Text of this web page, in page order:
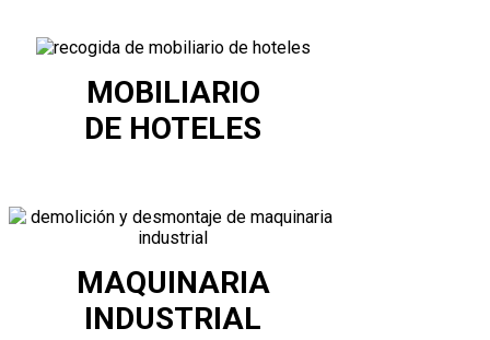
MOBILIARIO
DE HOTELES
MAQUINARIA
INDUSTRIAL